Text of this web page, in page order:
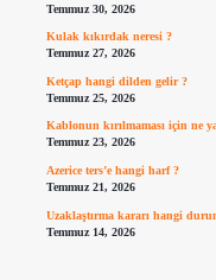
Temmuz 30, 2026
Kulak kıkırdak neresi ?
Temmuz 27, 2026
Ketçap hangi dilden gelir ?
Temmuz 25, 2026
Kablonun kırılmaması için ne
Temmuz 23, 2026
Azerice ters’e hangi harf ?
Temmuz 21, 2026
Uzaklaştırma kararı hangi
Temmuz 14, 2026